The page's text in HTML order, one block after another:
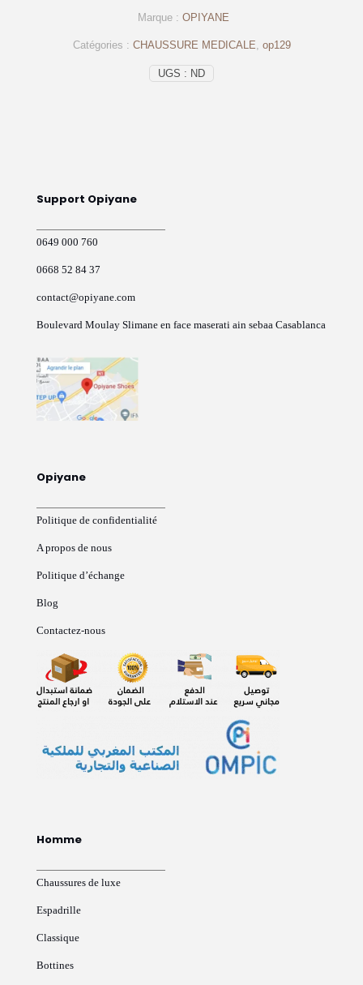
UGS : ND
Catégories : CHAUSSURE MEDICALE op129
Marque : OPIYANE
Support Opiyane
0649 000 760
0668 52 84 37
contact@opiyane.com
Boulevard Moulay Slimane en face maserati ain sebaa Casablanca
Opiyane
Politique de confidentialité
A propos de nous
Politique d’échange
Blog
Contactez-nous
Homme
Chaussures de luxe
Espadrille
Classique
Bottines